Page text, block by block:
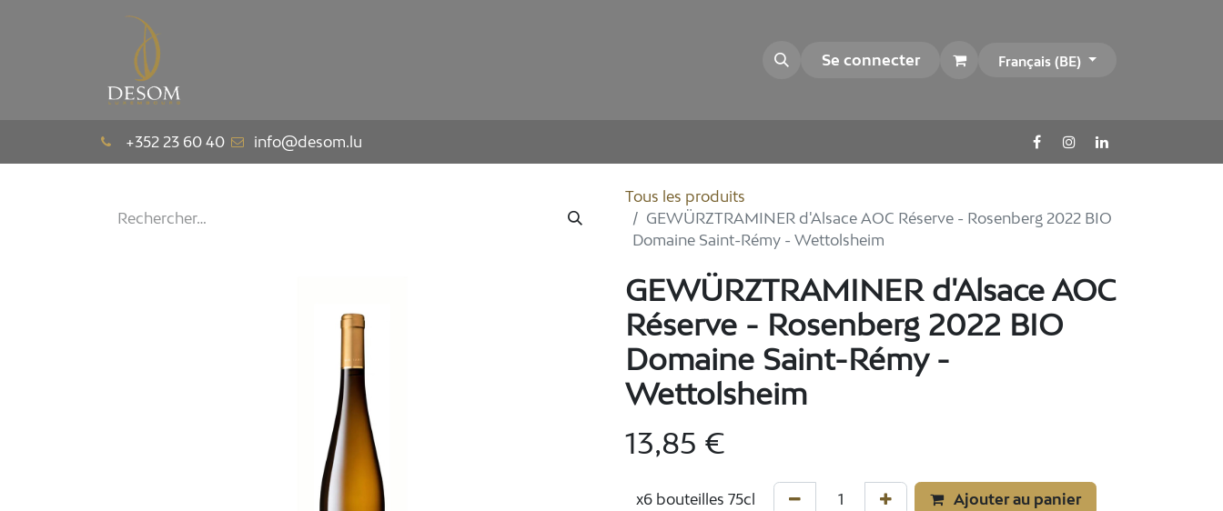
Se connecter Français (BE)
+352 23 60 40 info@desom.lu
Tous les produits
GEWÜRZTRAMINER d'Alsace AOC Réserve - Rosenberg 2022 BIO
Domaine Saint-Rémy - Wettolsheim
GEWÜRZTRAMINER d'Alsace AOC
Réserve - Rosenberg 2022 BIO
Domaine Saint-Rémy -
Wettolsheim
13,85 €
Ajouter au panier